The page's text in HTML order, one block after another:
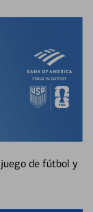
de fútbol y